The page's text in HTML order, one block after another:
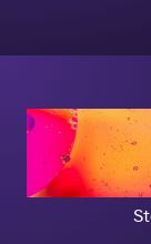
lopen naar
AT